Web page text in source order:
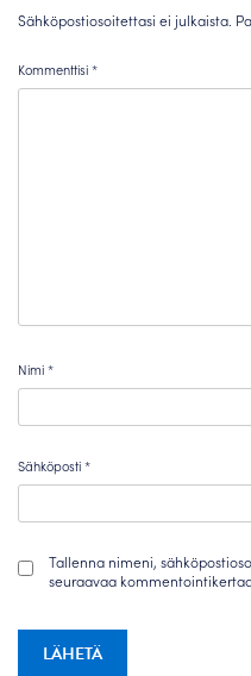
Sähköpostiosoitettasi ei julkaista.
Kommenttisi*
Nimi*
Sähköposti*
Tallenna nimeni,
seuraavaa